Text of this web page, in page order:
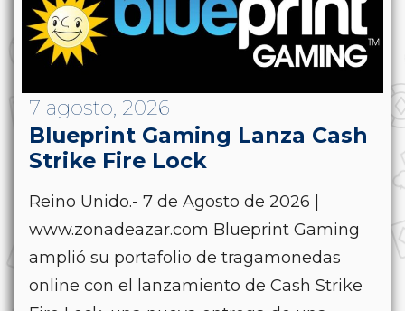
7 agosto, 2026
Blueprint Gaming Lanza Cash
Strike Fire Lock
Reino Unido.- 7 de Agosto de 2026 |
www.zonadeazar.com Blueprint Gaming
amplió su portafolio de tragamonedas
online con el lanzamiento de Cash Strike